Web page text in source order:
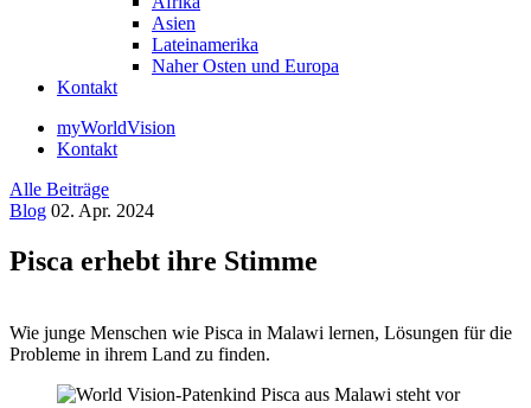
Asien
Lateinamerika
Naher Osten und Europa
Kontakt
myWorldVision
Kontakt
Alle Beiträge
Blog 02. Apr. 2024
Pisca erhebt ihre Stimme
Wie junge Menschen wie Pisca in Malawi lernen, Lösungen für die
Probleme in ihrem Land zu finden.